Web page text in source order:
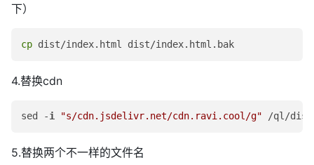
下）
cp dist/index.html dist/index.html.bak
4.替换cdn
sed -i "s/cdn.jsdelivr.net/cdn.ravi.cool/g" /ql/
5.替换两个不一样的文件名